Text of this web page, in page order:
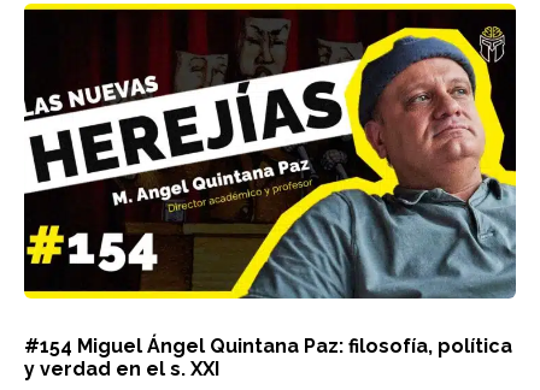
#154 Miguel Ángel Quintana Paz: filosofía, política
y verdad en el s. XXI